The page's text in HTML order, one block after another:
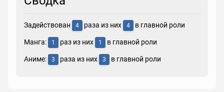
Задействован 4 раза из них 4 в главной роли
Манга: 1 раз из них 1 в главной роли
Аниме: 3 раза из них 3 в главной роли